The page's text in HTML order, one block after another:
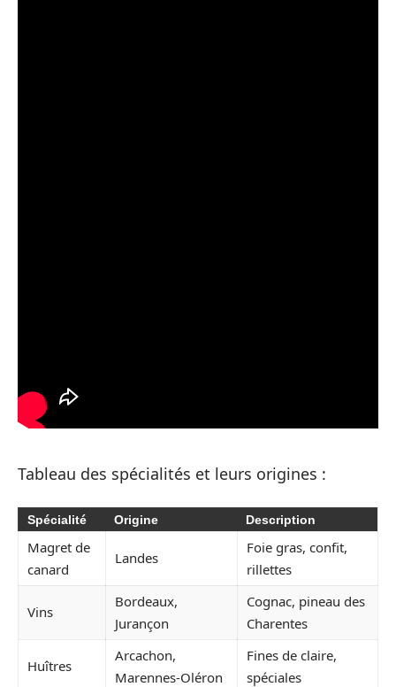
Tableau des spécialités et leurs origines :
Spécialité Origine Description
Magret de
canard
Landes
Foie gras, confit,
rillettes
Vins
Bordeaux,
Jurançon
Cognac, pineau des
Charentes
Huîtres
Arcachon,
Marennes-Oléron
Fines de claire,
spéciales